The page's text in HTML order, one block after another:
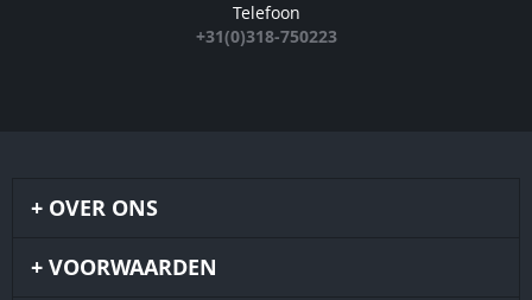
Telefoon
+31(0)318-750223
OVER ONS
VOORWAARDEN